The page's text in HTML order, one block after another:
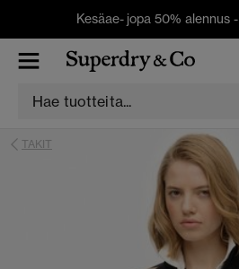
Kesäae- jopa 50% alennus -
TAKIT